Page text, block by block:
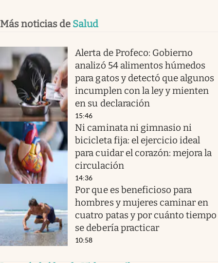
Más noticias de Salud
Alerta de Profeco: Gobierno
analizó 54 alimentos húmedos
para gatos y detectó que algunos
incumplen con la ley y mienten
en su declaración
15:46
Ni caminata ni gimnasio ni
bicicleta fija: el ejercicio ideal
para cuidar el corazón: mejora la
circulación
14:36
Por que es beneficioso para
hombres y mujeres caminar en
cuatro patas y por cuánto tiempo
se debería practicar
10:58